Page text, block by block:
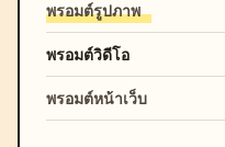
พรอมต์รูปภาพ
พรอมต์วิดีโอ
พรอมต์หน้าเว็บ